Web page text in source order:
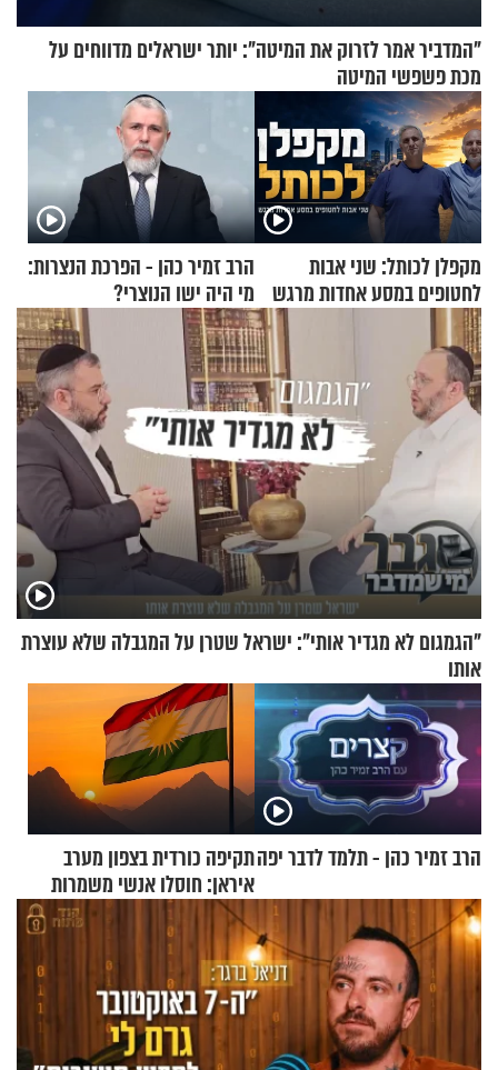
"המדביר אמר לזרוק את המיטה": יותר ישראלים מדווחים על
מכת פשפשי המיטה
מקפלן לכותל: שני אבות
לחטופים במסע אחדות מרגש
הרב זמיר כהן - הפרכת הנצרות:
מי היה ישו הנוצרי?
"הגמגום לא מגדיר אותי": ישראל שטרן על המגבלה שלא עוצרת
אותו
הרב זמיר כהן - תלמד לדבר יפהתקיפה כורדית בצפון מערב
איראן: חוסלו אנשי משמרות
המהפכה